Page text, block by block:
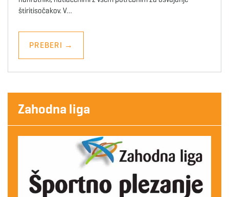
štiritisočakov. V…
PREBERI →
Zahodna liga